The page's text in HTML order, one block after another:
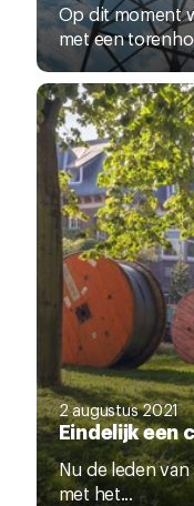
Op dit moment
met een
2 augustus 2021
Eindelijk een
Nu de leden
met het...